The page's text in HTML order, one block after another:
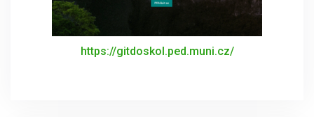
https://gitdoskol.ped.muni.cz/